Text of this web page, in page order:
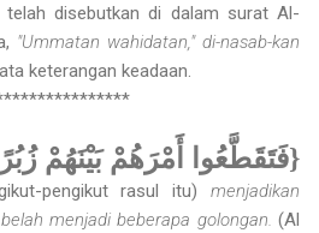
disebutkan di dalam surat Al-
"Ummatan wahidatan," di-nasab-kan
keterangan keadaan.
{فَتَقَطَّعُوا أَمْرَهُمْ بَيْنَهُمْ
pengikut rasul itu)menjadikan
menjadi beberapa golongan. (Al